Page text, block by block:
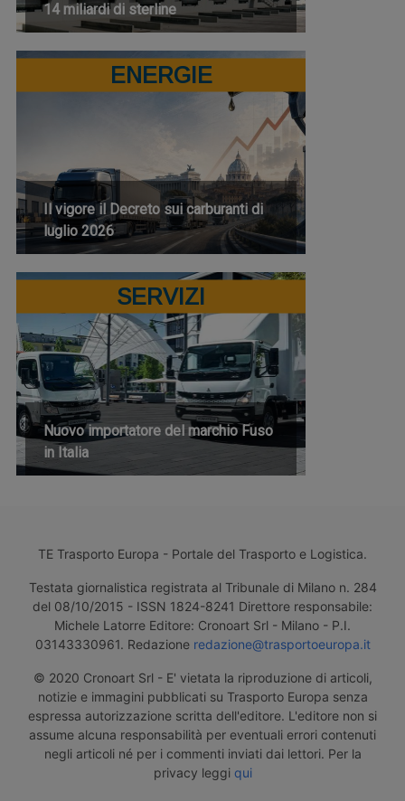
14 miliardi di sterline
ENERGIE
Il vigore il Decreto sui carburanti di
luglio 2026
SERVIZI
Nuovo importatore del marchio Fuso
in Italia
TE Trasporto Europa - Portale del Trasporto e Logistica.
Testata giornalistica registrata al Tribunale di Milano n. 284
del 08/10/2015 - ISSN 1824-8241 Direttore responsabile:
Michele Latorre Editore: Cronoart Srl - Milano - P.I.
03143330961. Redazione redazione@trasportoeuropa.it
© 2020 Cronoart Srl - E' vietata la riproduzione di articoli,
notizie e immagini pubblicati su Trasporto Europa senza
espressa autorizzazione scritta dell'editore. L'editore non si
assume alcuna responsabilità per eventuali errori contenuti
negli articoli né per i commenti inviati dai lettori. Per la
privacy leggi qui